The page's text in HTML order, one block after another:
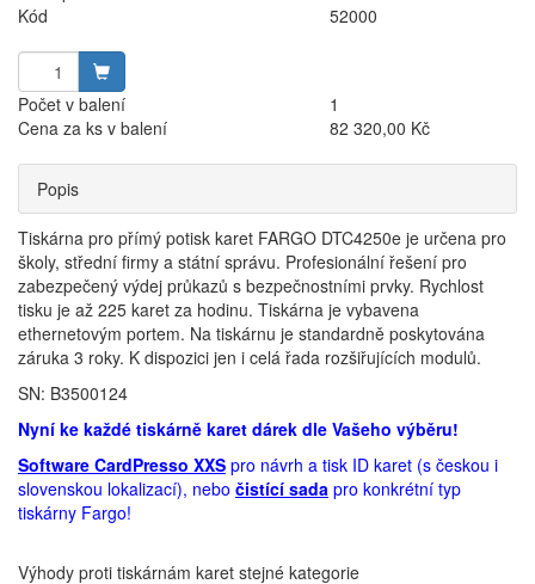
Kód
52000
Počet v balení
1
Cena za ks v balení
82 320,00 Kč
Popis
Tiskárna pro přímý potisk karet FARGO DTC4250e je určena pro
školy, střední firmy a státní správu. Profesionální řešení pro
zabezpečený výdej průkazů s bezpečnostními prvky. Rychlost
tisku je až 225 karet za hodinu. Tiskárna je vybavena
ethernetovým portem. Na tiskárnu je standardně poskytována
záruka 3 roky. K dispozici jen i celá řada rozšiřujících modulů.
SN: B3500124
Nyní ke každé tiskárně karet dárek dle Vašeho výběru!
Software CardPresso XXS pro návrh a tisk ID karet (s českou i
slovenskou lokalizací), nebo čistící sada pro konkrétní typ
tiskárny Fargo!
Výhody proti tiskárnám karet stejné kategorie